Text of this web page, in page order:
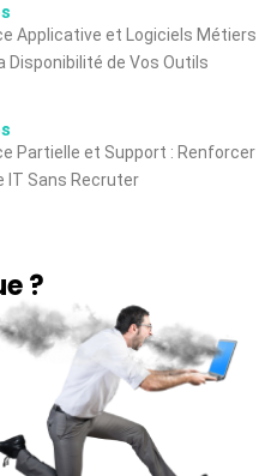
Applicative et Logiciels Métiers
Disponibilité de Vos Outils
Partielle et Support : Renforcer
IT Sans Recruter
?